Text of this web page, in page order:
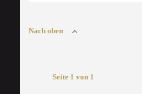
Nach oben
Seite 1 von 1